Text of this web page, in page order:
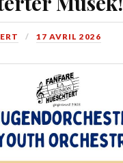
17 AVRIL 2026